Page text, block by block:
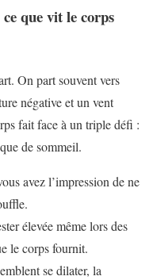
que vit le corps
On part souvent vers
négative et un vent
fait face à un triple défi :
de sommeil.
avez l’impression de ne
élevée même lors des
le corps fournit.
se dilater, la